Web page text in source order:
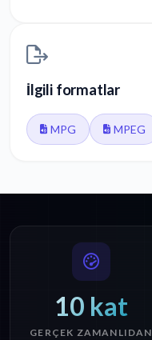
İlgili formatlar
MPG MPEG
10 kat
GERÇEK ZAMANLIDAN